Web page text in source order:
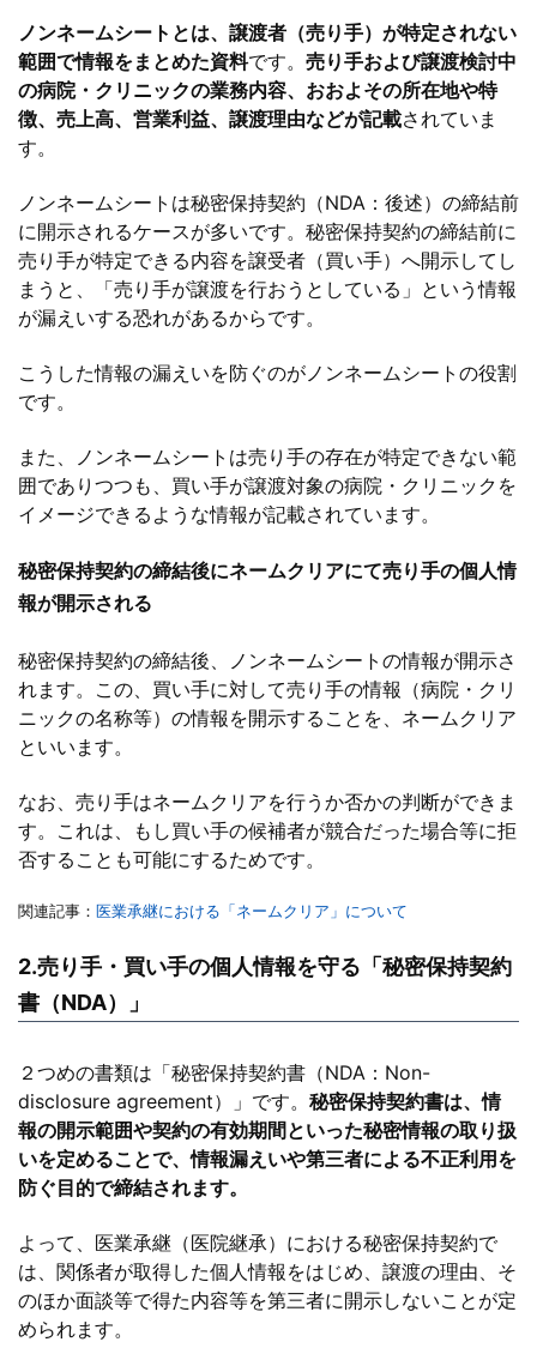
ノンネームシートとは、譲渡者（売り手）が特定されない
範囲で情報をまとめた資料です。 売り手および譲渡検討中
の病院・クリニックの業務内容、おおよその所在地や特
徴、売上高、営業利益、譲渡理由などが記載されていま
す。
ノンネームシートは秘密保持契約（NDA：後述）の締結前
に開示されるケースが多いです。秘密保持契約の締結前に
売り手が特定できる内容を譲受者（買い手）へ開示してし
まうと、「売り手が譲渡を行おうとしている」という情報
が漏えいする恐れがあるからです。
こうした情報の漏えいを防ぐのがノンネームシートの役割
です。
また、ノンネームシートは売り手の存在が特定できない範
囲でありつつも、買い手が譲渡対象の病院・クリニックを
イメージできるような情報が記載されています。
秘密保持契約の締結後にネームクリアにて売り手の個人情
報が開示される
秘密保持契約の締結後、ノンネームシートの情報が開示さ
れます。この、買い手に対して売り手の情報（病院・クリ
ニックの名称等）の情報を開示することを、ネームクリア
といいます。
なお、売り手はネームクリアを行うか否かの判断ができま
す。これは、もし買い手の候補者が競合だった場合等に拒
否することも可能にするためです。
関連記事： 医業承継における「ネームクリア」について
2.売り手・買い手の個人情報を守る「秘密保持契約
書（NDA）」
２つめの書類は「秘密保持契約書（NDA：Non-
disclosure agreement）」です。 秘密保持契約書は、情
報の開示範囲や契約の有効期間といった秘密情報の取り扱
いを定めることで、情報漏えいや第三者による不正利用を
防ぐ目的で締結されます。
よって、医業承継（医院継承）における秘密保持契約で
は、関係者が取得した個人情報をはじめ、譲渡の理由、そ
のほか面談等で得た内容等を第三者に開示しないことが定
められます。